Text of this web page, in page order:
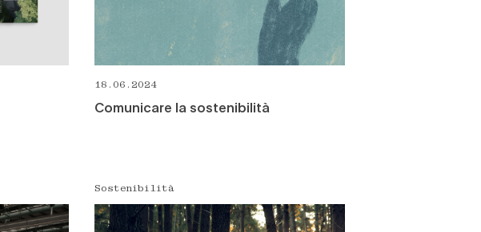
18.06.2024
Comunicare la sostenibilità
Sostenibilità